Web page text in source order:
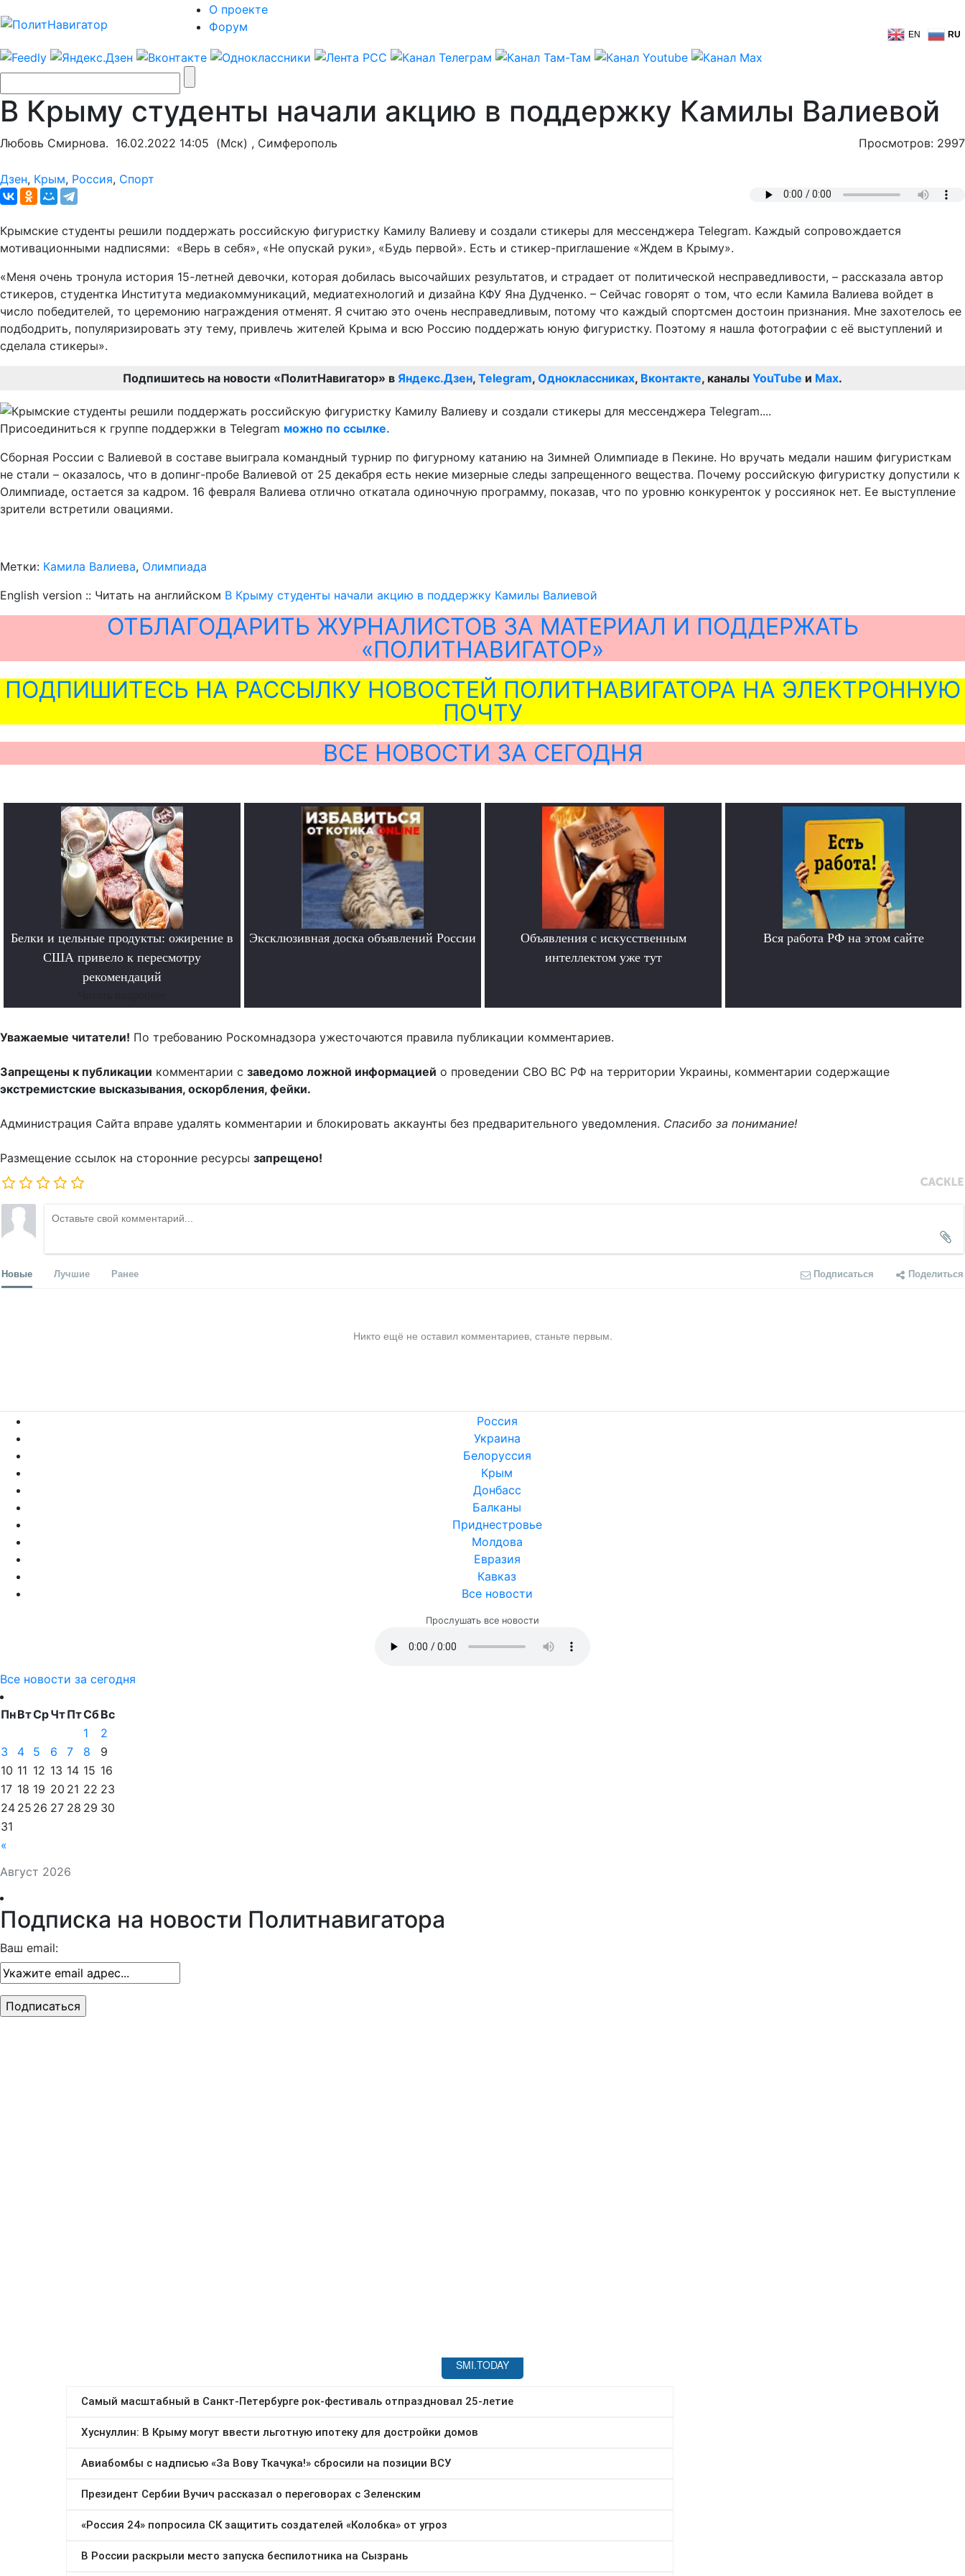
О проекте
Форум
EN RU
В Крыму студенты начали акцию в поддержку Камилы Валиевой
Любовь Смирнова. 16.02.2022 14:05 (Мск) , Симферополь Просмотров: 2997
Дзен, Крым, Россия, Спорт
Крымские студенты решили поддержать российскую фигуристку Камилу Валиеву и создали стикеры для мессенджера Telegram. Каждый сопровождается
мотивационными надписями: «Верь в себя», «Не опускай руки», «Будь первой». Есть и стикер-приглашение «Ждем в Крыму».
«Меня очень тронула история 15-летней девочки, которая добилась высочайших результатов, и страдает от политической несправедливости, – рассказала автор
стикеров, студентка Института медиакоммуникаций, медиатехнологий и дизайна КФУ Яна Дудченко. – Сейчас говорят о том, что если Камила Валиева войдет в
число победителей, то церемонию награждения отменят. Я считаю это очень несправедливым, потому что каждый спортсмен достоин признания. Мне захотелось ее
подбодрить, популяризировать эту тему, привлечь жителей Крыма и всю Россию поддержать юную фигуристку. Поэтому я нашла фотографии с её выступлений и
сделала стикеры».
Подпишитесь на новости «ПолитНавигатор» в Яндекс.Дзен, Telegram, Одноклассниках, Вконтакте, каналы YouTube и Max.
Присоединиться к группе поддержки в Telegram можно по ссылке.
Сборная России с Валиевой в составе выиграла командный турнир по фигурному катанию на Зимней Олимпиаде в Пекине. Но вручать медали нашим фигуристкам
не стали – оказалось, что в допинг-пробе Валиевой от 25 декабря есть некие мизерные следы запрещенного вещества. Почему российскую фигуристку допустили к
Олимпиаде, остается за кадром. 16 февраля Валиева отлично откатала одиночную программу, показав, что по уровню конкуренток у россиянок нет. Ее выступление
зрители встретили овациями.
Метки: Камила Валиева, Олимпиада
English version :: Читать на английском В Крыму студенты начали акцию в поддержку Камилы Валиевой
ОТБЛАГОДАРИТЬ ЖУРНАЛИСТОВ ЗА МАТЕРИАЛ И ПОДДЕРЖАТЬ
«ПОЛИТНАВИГАТОР»
ПОДПИШИТЕСЬ НА РАССЫЛКУ НОВОСТЕЙ ПОЛИТНАВИГАТОРА НА ЭЛЕКТРОННУЮ
ПОЧТУ
ВСЕ НОВОСТИ ЗА СЕГОДНЯ
Белки и цельные продукты: ожирение в
США привело к пересмотру
рекомендаций
Эксклюзивная доска объявлений России
Объявления с искусственным
интеллектом уже тут
Вся работа РФ на этом сайте
Уважаемые читатели! По требованию Роскомнадзора ужесточаются правила публикации комментариев.
Запрещены к публикации комментарии с заведомо ложной информацией о проведении СВО ВС РФ на территории Украины, комментарии содержащие
экстремистские высказывания, оскорбления, фейки.
Администрация Сайта вправе удалять комментарии и блокировать аккаунты без предварительного уведомления. Спасибо за понимание!
Размещение ссылок на сторонние ресурсы запрещено!
Новые Лучшие Ранее Подписаться Поделиться
Никто ещё не оставил комментариев, станьте первым.
Россия
Украина
Белоруссия
Крым
Донбасс
Балканы
Приднестровье
Молдова
Евразия
Кавказ
Все новости
Прослушать все новости
Все новости за сегодня
Август 2026
ПнВтСрЧтПтСбВс
«
1
2
3
4 5 6 7 8
9
10 11 12 13 14 15 16
17 18 19 20 21 22 23
24 25 26 27 28 29 30
31
Подписка на новости Политнавигатора
Ваш email: